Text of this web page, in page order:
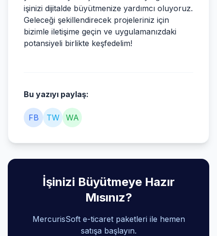
işinizi dijitalde büyütmenize yardımcı oluyoruz.
Geleceği şekillendirecek projeleriniz için
bizimle iletişime geçin ve uygulamanızdaki
potansiyeli birlikte keşfedelim!
Bu yazıyı paylaş:
FB TW WA
İşinizi Büyütmeye Hazır
Mısınız?
MercurisSoft e-ticaret paketleri ile hemen
satışa başlayın.